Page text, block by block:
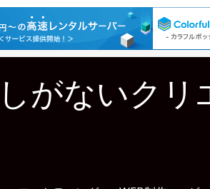
がないクリ